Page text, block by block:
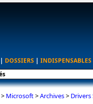
| DOSSIERS | INDISPENSABLES
> Microsoft>Archives> Drivers